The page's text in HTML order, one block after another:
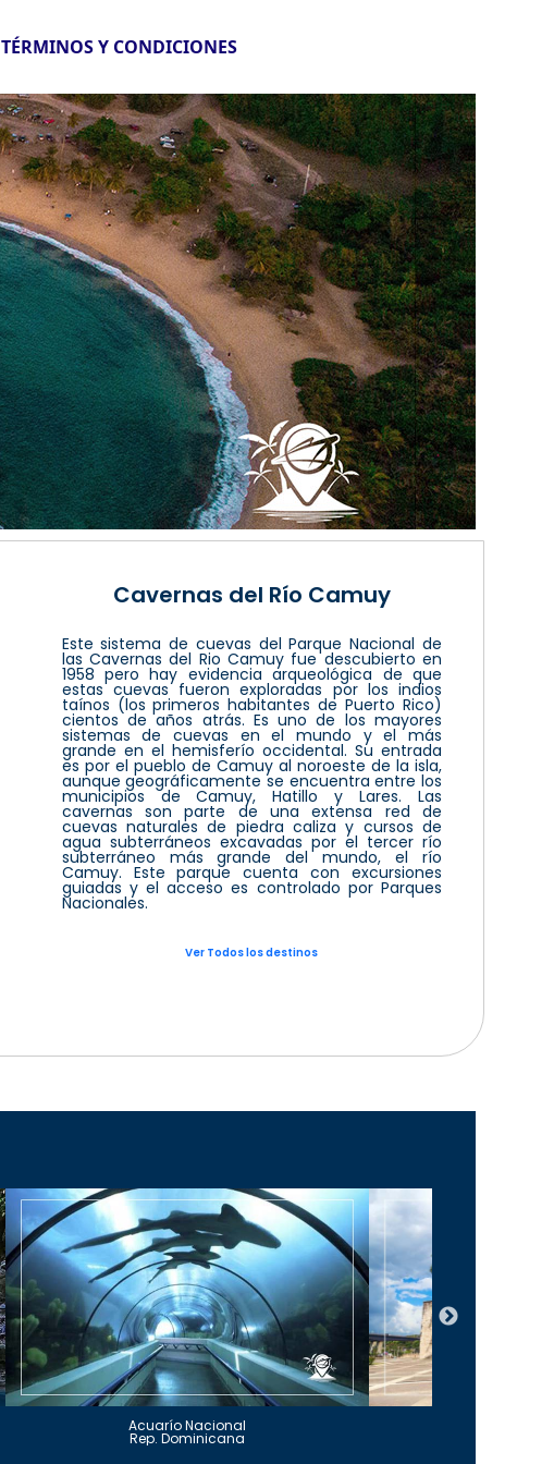
TÉRMINOS Y CONDICIONES
Cavernas del Río Camuy
Este sistema de cuevas del Parque Nacional de
las Cavernas del Rio Camuy fue descubierto en
1958 pero hay evidencia arqueológica de que
estas cuevas fueron exploradas por los indios
taínos (los primeros habitantes de Puerto Rico)
cientos de años atrás. Es uno de los mayores
sistemas de cuevas en el mundo y el más
grande en el hemisferío occidental. Su entrada
es por el pueblo de Camuy al noroeste de la isla,
aunque geográficamente se encuentra entre los
municipios de Camuy, Hatillo y Lares. Las
cavernas son parte de una extensa red de
cuevas naturales de piedra caliza y cursos de
agua subterráneos excavadas por el tercer río
subterráneo más grande del mundo, el río
Camuy. Este parque cuenta con excursiones
guiadas y el acceso es controlado por Parques
Nacionales.
Ver Todos los destinos
Acuarío Nacional
Rep. Dominicana